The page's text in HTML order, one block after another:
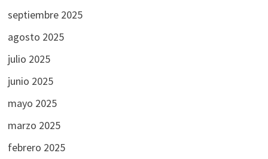
septiembre 2025
agosto 2025
julio 2025
junio 2025
mayo 2025
marzo 2025
febrero 2025